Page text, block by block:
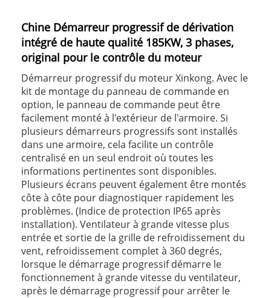
Chine Démarreur progressif de dérivation
intégré de haute qualité 185KW, 3 phases,
original pour le contrôle du moteur
Démarreur progressif du moteur Xinkong. Avec le
kit de montage du panneau de commande en
option, le panneau de commande peut être
facilement monté à l'extérieur de l'armoire. Si
plusieurs démarreurs progressifs sont installés
dans une armoire, cela facilite un contrôle
centralisé en un seul endroit où toutes les
informations pertinentes sont disponibles.
Plusieurs écrans peuvent également être montés
côte à côte pour diagnostiquer rapidement les
problèmes. (Indice de protection IP65 après
installation). Ventilateur à grande vitesse plus
entrée et sortie de la grille de refroidissement du
vent, refroidissement complet à 360 degrés,
lorsque le démarrage progressif démarre le
fonctionnement à grande vitesse du ventilateur,
après le démarrage progressif pour arrêter le